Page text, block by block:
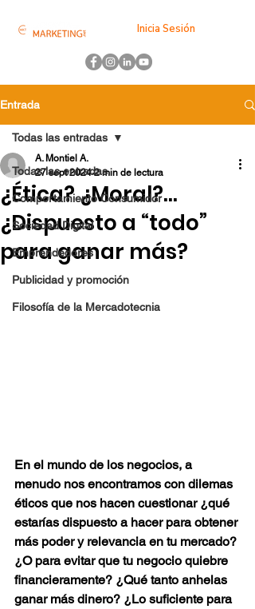
Inicia Sesión
Entrada
Todas las entradas
Comportamiento Consumidor
Sociedad Digital
Emprendedores
Publicidad y promoción
Filosofía de la Mercadotecnia
Todas las entradas
¿Ética? ¿Moral?...
¿Dispuesto a “todo”
para ganar más?
A. Montiel A.
27 sept 2024 2 min de lectura
En el mundo de los negocios, a
menudo nos encontramos con dilemas
éticos que nos hacen cuestionar ¿qué
estarías dispuesto a hacer para obtener
más poder y relevancia en tu mercado?
¿O para evitar que tu negocio quiebre
financieramente? ¿Qué tanto anhelas
ganar más dinero? ¿Lo suficiente para